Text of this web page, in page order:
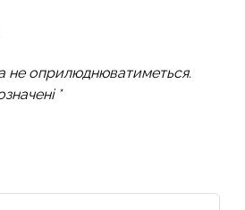
не оприлюднюватиметься.
*